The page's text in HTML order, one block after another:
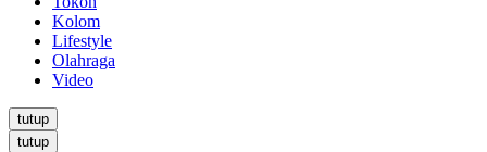
Kolom
Lifestyle
Olahraga
Video
tutup
tutup